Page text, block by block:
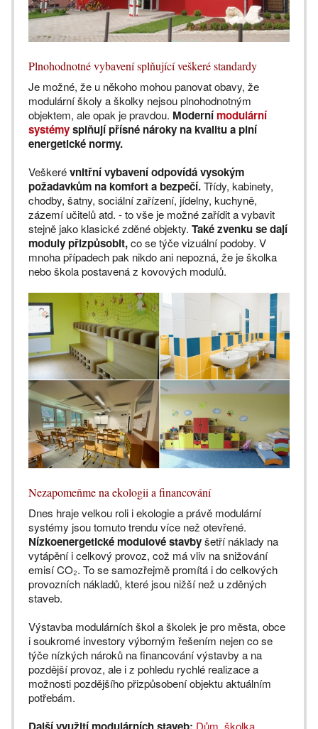
Plnohodnotné vybavení splňující veškeré standardy
Je možné, že u někoho mohou panovat obavy, že
modulární školy a školky nejsou plnohodnotným
objektem, ale opak je pravdou. Moderní modulární
systémysplňují přísné nároky na kvalitu a plní
energetické normy.
Veškerévnitřní vybavení odpovídá vysokým
požadavkům na komfort a bezpečí.Třídy, kabinety,
chodby, šatny, sociální zařízení, jídelny, kuchyně,
zázemí učitelů atd. - to vše je možné zařídit a vybavit
stejně jako klasické zděné objekty. Také zvenku se dají
moduly přizpůsobit,co se týče vizuální podoby. V
mnoha případech pak nikdo ani nepozná, že je školka
nebo škola postavená z kovových modulů.
Nezapomeňme na ekologii a financování
Dnes hraje velkou roli i ekologie a právě modulární
systémy jsou tomuto trendu více než otevřené.
Nízkoenergetické modulové stavbyšetří náklady na
vytápění i celkový provoz, což má vliv na snižování
emisí CO₂. To se samozřejmě promítá i do celkových
provozních nákladů, které jsou nižší než u zděných
staveb.
Výstavba modulárních škol a školek je pro města, obce
i soukromé investory výborným řešením nejen co se
týče nízkých nároků na financování výstavby a na
pozdější provoz, ale i z pohledu rychlé realizace a
možnosti pozdějšího přizpůsobení objektu aktuálním
potřebám.